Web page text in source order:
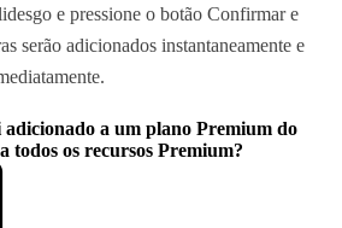
e pressione o botão Confirmar e
serão adicionados instantaneamente e
a um plano Premium do
todos os recursos Premium?